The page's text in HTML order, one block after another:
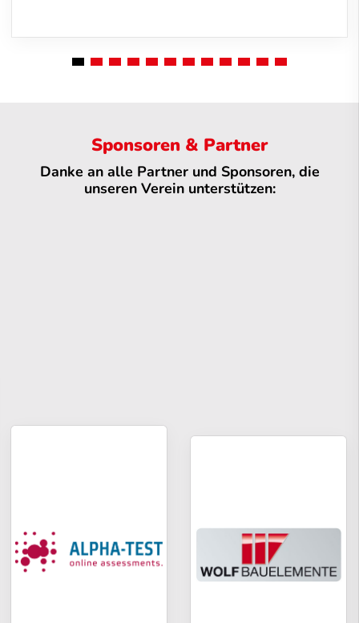
Sponsoren & Partner
Danke an alle Partner und Sponsoren, die
unseren Verein unterstützen: